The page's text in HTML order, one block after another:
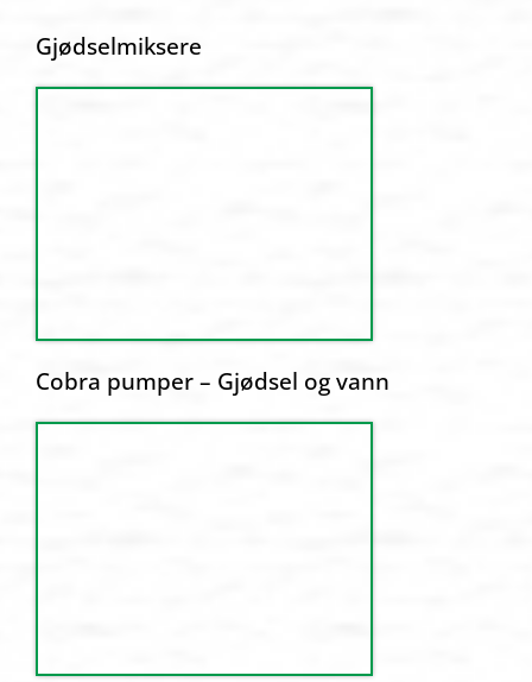
Gjødselmiksere
Cobra pumper – Gjødsel og vann